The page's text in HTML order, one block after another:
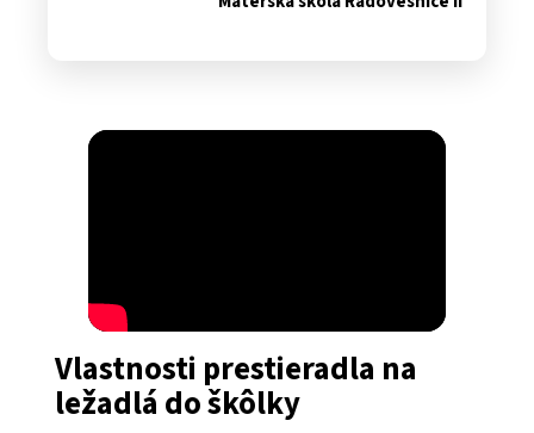
<
Vlastnosti prestieradla na
ležadlá do škôlky